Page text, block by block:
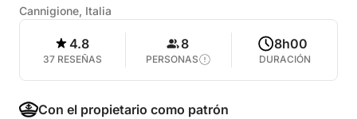
Cannigione, Italia
4.8
37 RESEÑAS
8
PERSONAS
8h00
DURACIÓN
Con el propietario como patrón